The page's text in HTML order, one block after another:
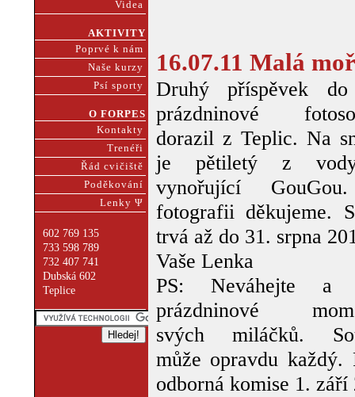
Videa
AKTIVITY
Poprvé k nám
Naše kurzy
Psí sporty
O FORPES
Kontakty
Trenéři
Řád cvičiště
Poděkování
Lenky Ψ
602 769 135
733 598 789
732 407 741
Dubská 602
Teplice
16.07.11 Malá
Druhý příspěvek
prázdninové
dorazil z Teplic. Na
je pětiletý z
vynořující
fotografii děkujeme.
trvá až do 31. srpna
Vaše Lenka
PS: Neváhejte a
prázdninové
svých miláčků.
může opravdu
odborná komise 1. září